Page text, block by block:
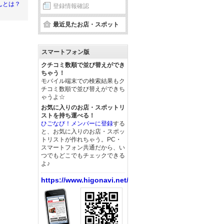
とは？ 登録情報確認
最近見たお店・スポット
スマートフォン版
クチコミ数順で並び替えができ
ちゃう！
モバイル端末での検索結果もク
チコミ数順で並び替えができち
ゃうよ☆
お気に入りのお店・スポットリ
ストを持ち運べる！
ひごなび！メンバーに登録する
と、お気に入りのお店・スポッ
トリストが作れちゃう。PC・
スマートフォン共通だから、い
つでもどこでもチェックできる
よ♪
https://www.higonavi.net/